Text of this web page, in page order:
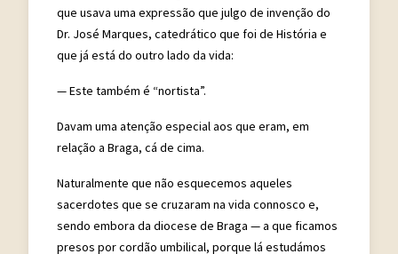
que usava uma expressão que julgo de invenção do
Dr. José Marques, catedrático que foi de História e
que já está do outro lado da vida:
— Este também é “nortista”.
Davam uma atenção especial aos que eram, em
relação a Braga, cá de cima.
Naturalmente que não esquecemos aqueles
sacerdotes que se cruzaram na vida connosco e,
sendo embora da diocese de Braga — a que ficamos
presos por cordão umbilical, porque lá estudámos